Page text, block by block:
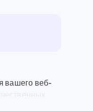
вашего веб-
v2.2.5 -